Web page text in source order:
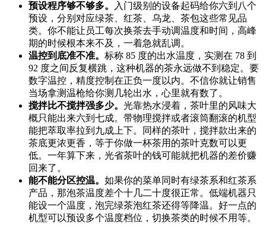
预设程序够不够多。
入门级别的设备起码给你六到八个
预设，分别对应绿茶、红茶、乌龙、茶包这些常见品
类。你不能让员工每次换茶去手动调温度和时间，高峰
期的时候根本来不及，一着急就乱调。
温控到底准不准。 标称 85 度的出水温度，实测在 78 到
92 度之间反复横跳，这种机器的茶永远做不到稳定。要
数字温控，精度控制在正负一度以内。不信你就让销售
当场拿测温枪给你测几轮出水，心里就有数了。
搅拌比不搅拌强多少。 光靠热水浸着，茶叶里的风味大
概只能出来六到七成。带物理搅拌或者滚筒翻滚的机型
能把萃取率拉到九成上下。同样的茶叶，搅拌款出来的
茶底更浓更香，等于你做一杯茶用的茶叶克数可以更
低。一年算下来，光省茶叶的钱可能就把机器的差价赚
回来了。
能不能分区控温。 如果你的菜单同时有绿茶系和红茶系
产品，那泡茶温度差个十几二十度很正常。低端机器只
能设一个温度，泡完绿茶泡红茶还得等降温。好一点的
机型可以预设多个温度档位，切换茶类的时候不用等。